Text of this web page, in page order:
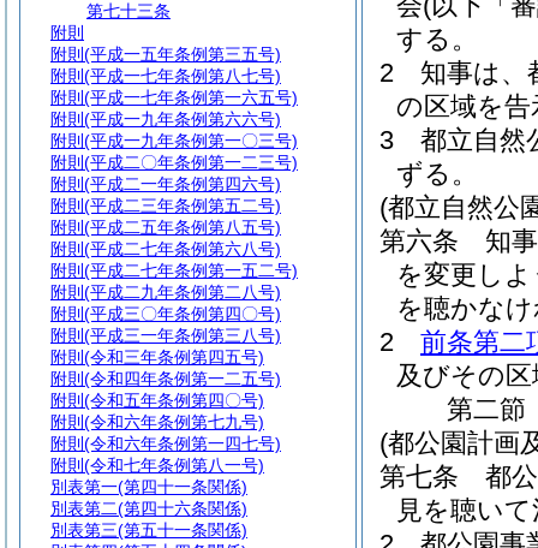
する。
2
知事は、
の区域を
3
都立自然
ずる。
(都立自然公
第六条
知
を変更し
を聴かな
2
前条第二
及びその
第二節
(都公園計画
第七条
都
見を聴い
第七十三条
附則
附則 (平成一五年条例第三五号)
附則 (平成一七年条例第八七号)
附則 (平成一七年条例第一六五号)
附則 (平成一九年条例第六六号)
附則 (平成一九年条例第一〇三号)
附則 (平成二〇年条例第一二三号)
附則 (平成二一年条例第四六号)
附則 (平成二三年条例第五二号)
附則 (平成二五年条例第八五号)
附則 (平成二七年条例第六八号)
附則 (平成二七年条例第一五二号)
附則 (平成二九年条例第二八号)
附則 (平成三〇年条例第四〇号)
附則 (平成三一年条例第三八号)
附則 (令和三年条例第四五号)
附則 (令和四年条例第一二五号)
附則 (令和五年条例第四〇号)
附則 (令和六年条例第七九号)
附則 (令和六年条例第一四七号)
附則 (令和七年条例第八一号)
別表第一(第四十一条関係)
別表第二(第四十六条関係)
別表第三(第五十一条関係)